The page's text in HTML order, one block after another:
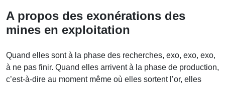
A propos des exonérations des
mines en exploitation
Quand elles sont à la phase des recherches, exo, exo, exo,
à ne pas finir. Quand elles arrivent à la phase de production,
c’est-à-dire au moment même où elles sortent l’or, elles